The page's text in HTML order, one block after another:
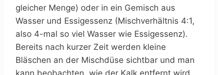
gleicher Menge) oder in ein Gemisch aus
Wasser und Essigessenz (Mischverhältnis 4:1,
also 4-mal so viel Wasser wie Essigessenz).
Bereits nach kurzer Zeit werden kleine
Bläschen an der Mischdüse sichtbar und man
kann beobachten, wie der Kalk entfernt wird.